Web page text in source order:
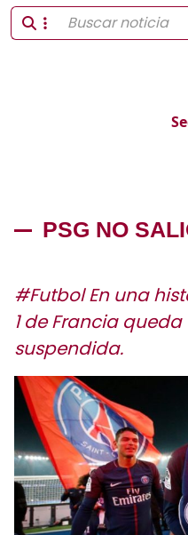
PSG NO
#Futbol En una
1 de Francia
suspendida.